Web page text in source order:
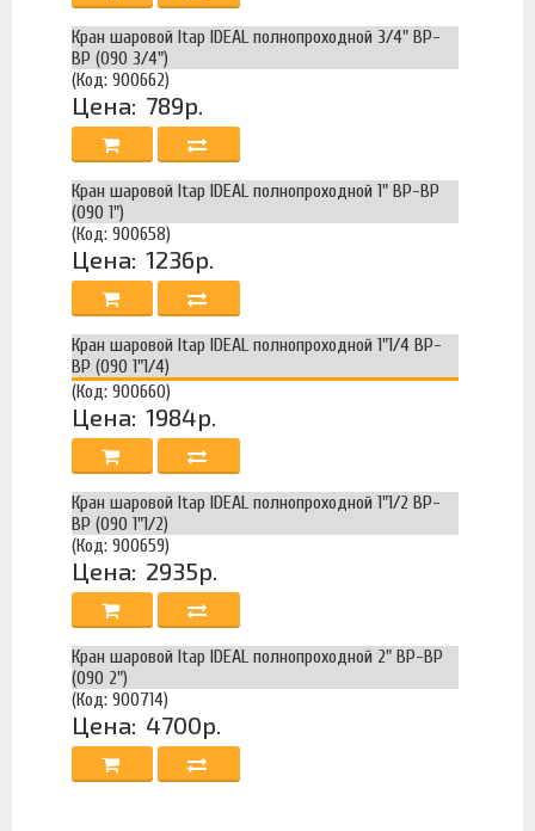
Кран шаровой Itap IDEAL полнопроходной 3/4" ВР-
ВР (090 3/4")
(Код: 900662)
Цена: 789р.
Кран шаровой Itap IDEAL полнопроходной 1" ВР-ВР
(090 1")
(Код: 900658)
Цена: 1236р.
Кран шаровой Itap IDEAL полнопроходной 1"1/4 ВР-
ВР (090 1"1/4)
(Код: 900660)
Цена: 1984р.
Кран шаровой Itap IDEAL полнопроходной 1"1/2 ВР-
ВР (090 1"1/2)
(Код: 900659)
Цена: 2935р.
Кран шаровой Itap IDEAL полнопроходной 2" ВР-ВР
(090 2")
(Код: 900714)
Цена: 4700р.